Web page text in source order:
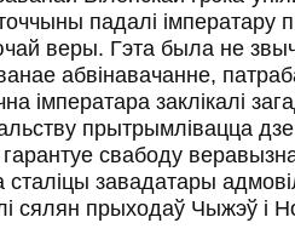
падалі імператару
веры. Гэта была не
абвінавачанне,
імператара заклікалі
прытрымлівацца
свабоду
сталіцы завадатары
сялян прыходаў Чыжэў і